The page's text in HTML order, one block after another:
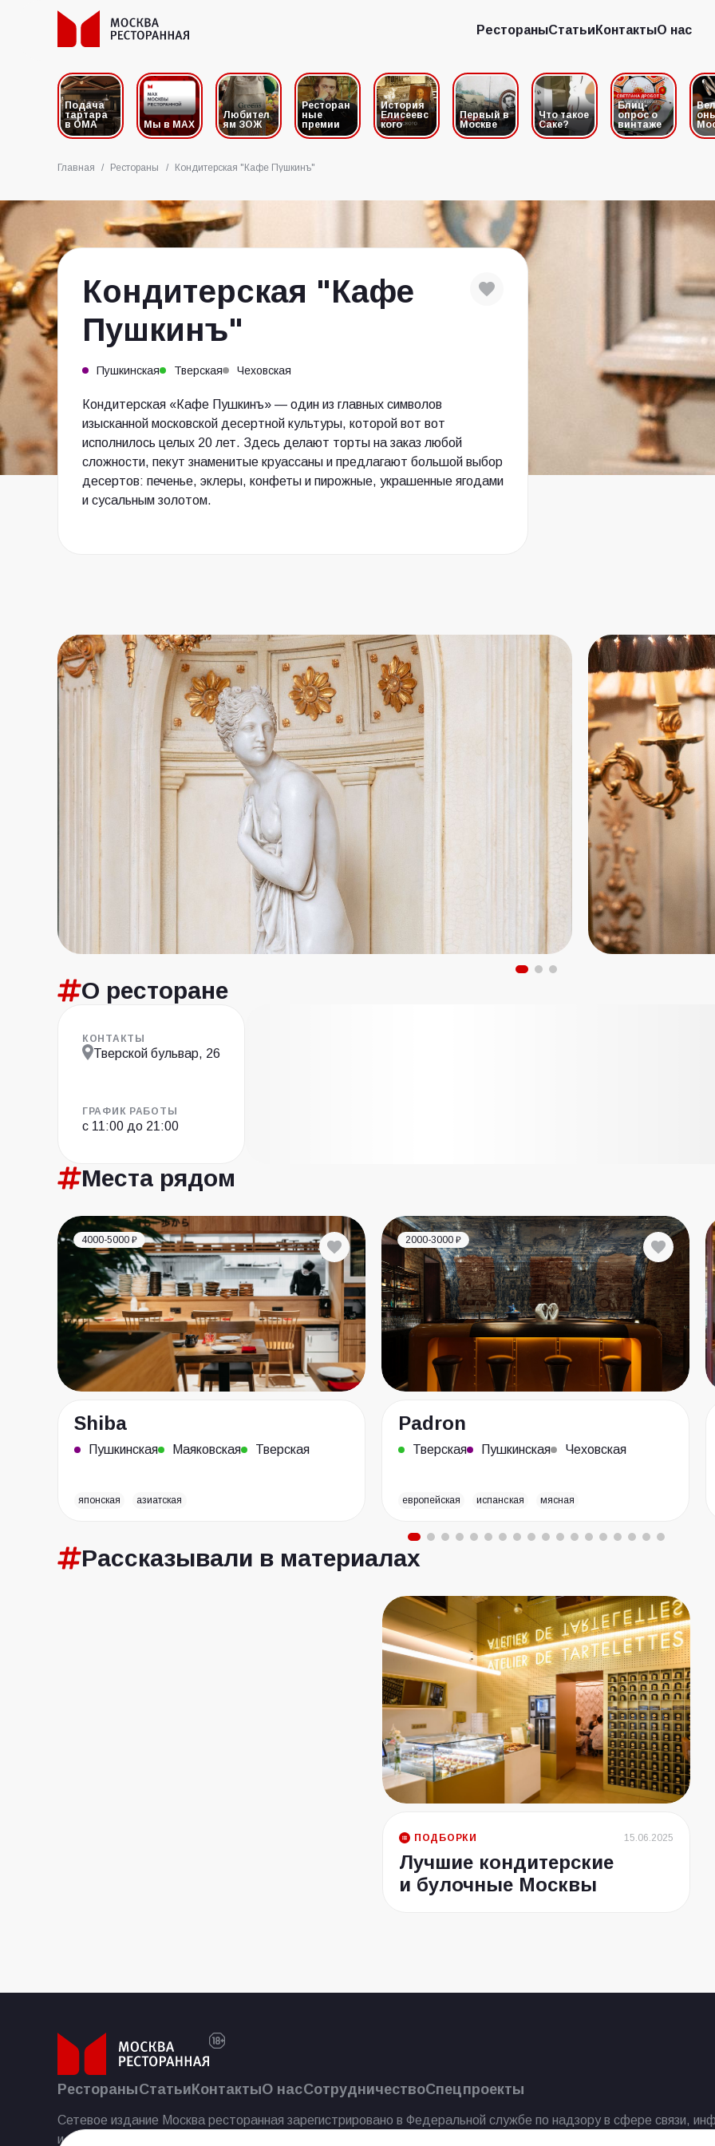
РестораныСтатьи КонтактыО нас
РестораныСтатьиКонтактыО нас
Подача
тартара
в ОМА
Мы в MAX
Любител
ям ЗОЖ
Ресторан
ные
премии
История
Елисеевс
кого
Первый в
Москве
Что такое
Саке?
Блиц-
опрос о
винтаже
Главная / Рестораны / Кондитерская "Кафе Пушкинъ"
Кондитерская "Кафе
Пушкинъ"
Пушкинская Тверская Чеховская
Кондитерская «Кафе Пушкинъ» — один из главных символов
изысканной московской десертной культуры, которой вот вот
исполнилось целых 20 лет. Здесь делают торты на заказ любой
сложности, пекут знаменитые круассаны и предлагают большой выбор
десертов: печенье, эклеры, конфеты и пирожные, украшенные ягодами
и сусальным золотом.
О ресторане
КОНТАКТЫ
Тверской бульвар, 26
ГРАФИК РАБОТЫ
с 11:00 до 21:00
Места рядом
4000-5000 ₽
Shiba
Пушкинская Маяковская Тверская
японская азиатская
2000-3000 ₽
Padron
Тверская Пушкинская Чеховская
европейская испанская мясная
Рассказывали в материалах
ПОДБОРКИ 15.06.2025
Лучшие кондитерские
и булочные Москвы
РестораныСтатьи КонтактыО насСотрудничествоСпецпроекты
Сетевое издание Москва ресторанная зарегистрировано в Федеральной службе по надзору в сфере связи,
и массовых коммуникаций 25.07.2023.